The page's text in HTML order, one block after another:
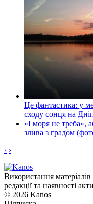
Це фантастика: у
сходу сонця на
«І моря не треба»,
злива з градом
‹ ›
Використання
редакції та наявності
© 2026 Kanos